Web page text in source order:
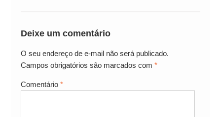
Deixe um comentário
O seu endereço de e-mail não será publicado.
Campos obrigatórios são marcados com *
Comentário *